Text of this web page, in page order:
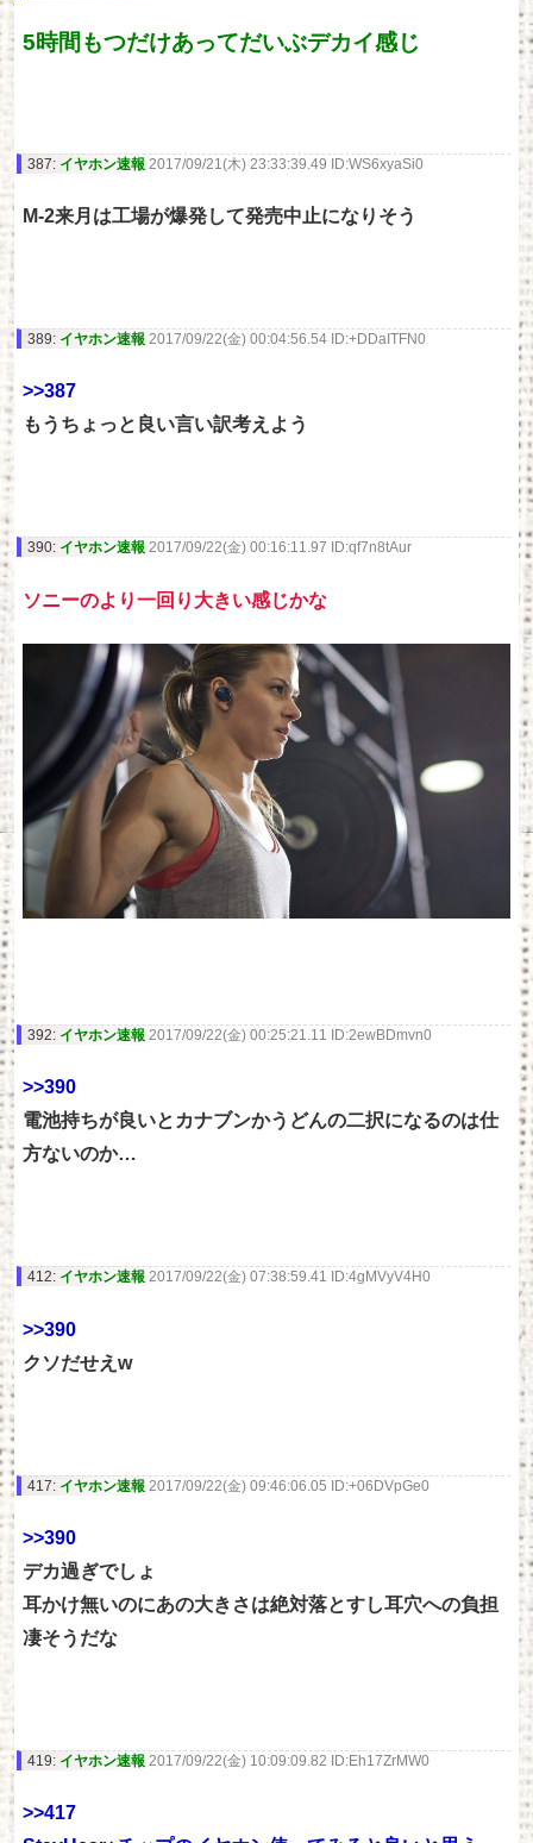
5時間もつだけあってだいぶデカイ感じ
387: イヤホン速報 2017/09/21(木) 23:33:39.49 ID:WS6xyaSi0
M-2来月は工場が爆発して発売中止になりそう
389: イヤホン速報 2017/09/22(金) 00:04:56.54 ID:+DDaITFN0
>>387
もうちょっと良い言い訳考えよう
390: イヤホン速報 2017/09/22(金) 00:16:11.97 ID:qf7n8tAur
ソニーのより一回り大きい感じかな
392: イヤホン速報 2017/09/22(金) 00:25:21.11 ID:2ewBDmvn0
>>390
電池持ちが良いとカナブンかうどんの二択になるのは仕
方ないのか…
412: イヤホン速報 2017/09/22(金) 07:38:59.41 ID:4gMVyV4H0
>>390
クソだせえw
417: イヤホン速報 2017/09/22(金) 09:46:06.05 ID:+06DVpGe0
>>390
デカ過ぎでしょ
耳かけ無いのにあの大きさは絶対落とすし耳穴への負担
凄そうだな
419: イヤホン速報 2017/09/22(金) 10:09:09.82 ID:Eh17ZrMW0
>>417